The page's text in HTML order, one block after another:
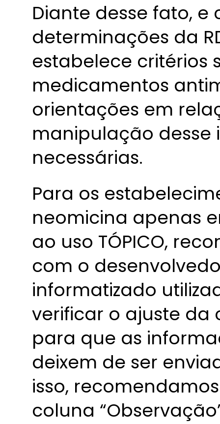
Diante desse fato,
determinações da
estabelece critérios
medicamentos
orientações em
manipulação desse
necessárias.
Para os
neomicina apenas
ao uso TÓPICO,
com o
informatizado
verificar o ajuste
para que as
deixem de ser
isso,
coluna